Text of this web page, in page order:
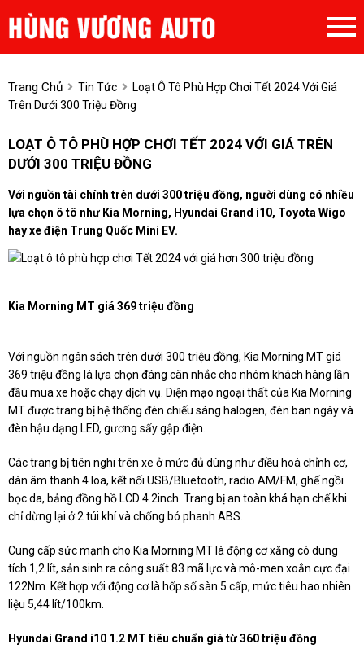
Trang Chủ Tin Tức
Loạt Ô Tô Phù Hợp Chơi Tết 2024 Với Giá
Trên Dưới 300 Triệu Đồng
LOẠT Ô TÔ PHÙ HỢP CHƠI TẾT 2024 VỚI GIÁ TRÊN
DƯỚI 300 TRIỆU ĐỒNG
Với nguồn tài chính trên dưới 300 triệu đồng, người dùng có nhiều
lựa chọn ô tô như Kia Morning, Hyundai Grand i10, Toyota Wigo
hay xe điện Trung Quốc Mini EV.
Kia Morning MT giá 369 triệu đồng
Với nguồn ngân sách trên dưới 300 triệu đồng, Kia Morning MT giá
369 triệu đồng là lựa chọn đáng cân nhắc cho nhóm khách hàng lần
đầu mua xe hoặc chạy dịch vụ. Diện mạo ngoại thất của Kia Morning
MT được trang bị hệ thống đèn chiếu sáng halogen, đèn ban ngày và
đèn hậu dạng LED, gương sấy gập điện.
Các trang bị tiên nghi trên xe ở mức đủ dùng như điều hoà chỉnh cơ,
dàn âm thanh 4 loa, kết nối USB/Bluetooth, radio AM/FM, ghế ngồi
bọc da, bảng đồng hồ LCD 4.2inch. Trang bị an toàn khá hạn chế khi
chỉ dừng lại ở 2 túi khí và chống bó phanh ABS.
Cung cấp sức mạnh cho Kia Morning MT là động cơ xăng có dung
tích 1,2 lít, sản sinh ra công suất 83 mã lực và mô-men xoắn cực đại
122Nm. Kết hợp với động cơ là hốp số sàn 5 cấp, mức tiêu hao nhiên
liệu 5,44 lít/100km.
Hyundai Grand i10 1.2 MT tiêu chuẩn giá từ 360 triệu đồng